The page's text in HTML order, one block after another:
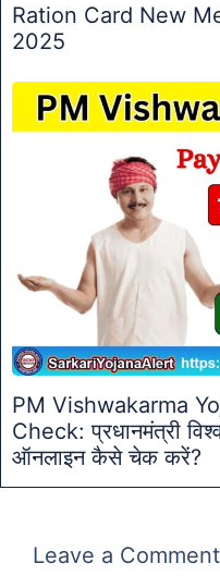
Ration Card New
2025
PM Vishwakarma
Check: प्रधानमंत्री
ऑनलाइन कैसे चेक करें?
Leave a Comment